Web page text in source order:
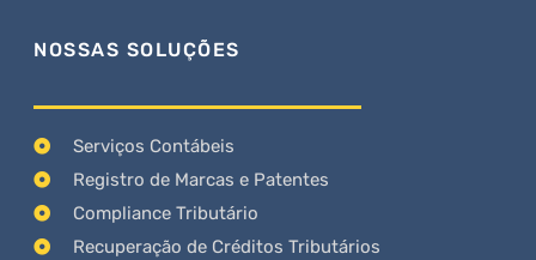
NOSSAS SOLUÇÕES
Serviços Contábeis
Registro de Marcas e Patentes
Compliance Tributário
Recuperação de Créditos Tributários